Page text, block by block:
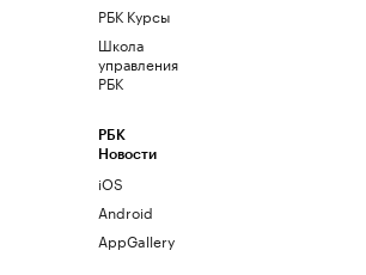
РБК Курсы
Школа
управления
РБК
РБК
Новости
iOS
Android
AppGallery